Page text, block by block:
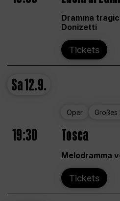
Dramma
Donizetti
Tickets
Sa12.9.
Oper Großes
19:30 Tosca
Melodramma
Tickets